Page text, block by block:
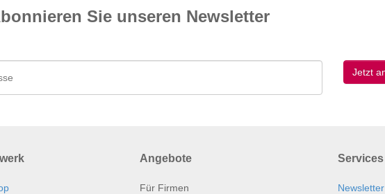
Sie unseren News­letter
Angebote
Für Firmen
Services
Newsletter